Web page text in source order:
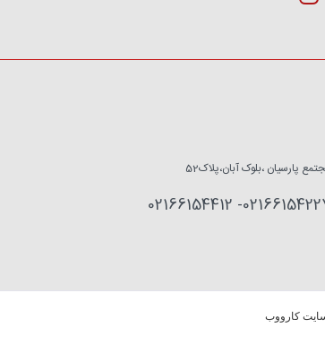
پارسیان ،بلوک آبان،پلاک52
کارووب